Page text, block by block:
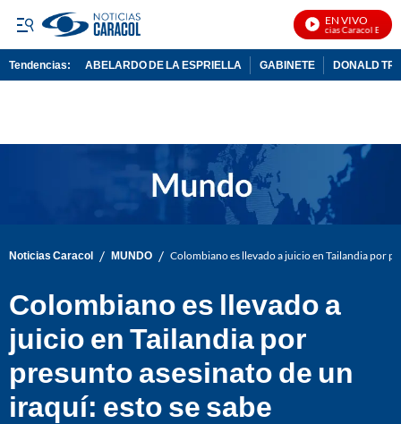
EN VIVO
Noticias Caracol En Vivo
Tendencias: ABELARDO DE LA ESPRIELLA GABINETE DONALD
Noticias Caracol / MUNDO / Colombiano es llevado a juicio en Tailandia por
Colombiano es llevado a
juicio en Tailandia por
presunto asesinato de un
iraquí: esto se sabe